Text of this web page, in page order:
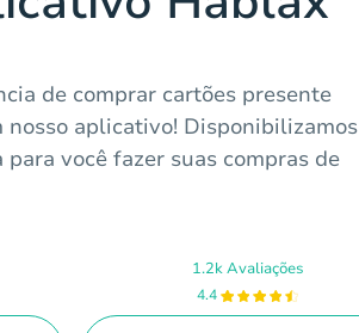
de comprar cartões presente
aplicativo! Disponibilizamos
você fazer suas compras de
1.2k Avaliações
4.4